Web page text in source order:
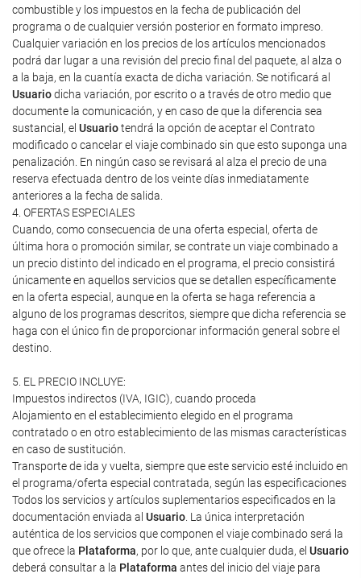
combustible y los impuestos en la fecha de publicación del
programa o de cualquier versión posterior en formato impreso.
Cualquier variación en los precios de los artículos mencionados
podrá dar lugar a una revisión del precio final del paquete, al alza o
a la baja, en la cuantía exacta de dicha variación. Se notificará al
Usuariodicha variación, por escrito o a través de otro medio que
documente la comunicación, y en caso de que la diferencia sea
sustancial, el Usuariotendrá la opción de aceptar el Contrato
modificado o cancelar el viaje combinado sin que esto suponga una
penalización. En ningún caso se revisará al alza el precio de una
reserva efectuada dentro de los veinte días inmediatamente
anteriores a la fecha de salida.
4. OFERTAS ESPECIALES
Cuando, como consecuencia de una oferta especial, oferta de
última hora o promoción similar, se contrate un viaje combinado a
un precio distinto del indicado en el programa, el precio consistirá
únicamente en aquellos servicios que se detallen específicamente
en la oferta especial, aunque en la oferta se haga referencia a
alguno de los programas descritos, siempre que dicha referencia se
haga con el único fin de proporcionar información general sobre el
destino.
5. EL PRECIO INCLUYE:
Impuestos indirectos (IVA, IGIC), cuando proceda
Alojamiento en el establecimiento elegido en el programa
contratado o en otro establecimiento de las mismas características
en caso de sustitución.
Transporte de ida y vuelta, siempre que este servicio esté incluido en
el programa/oferta especial contratada, según las especificaciones
Todos los servicios y artículos suplementarios especificados en la
documentación enviada al Usuario . La única interpretación
auténtica de los servicios que componen el viaje combinado será la
que ofrece la Plataforma, por lo que, ante cualquier duda, el Usuario
deberá consultar a la Plataforma antes del inicio del viaje para